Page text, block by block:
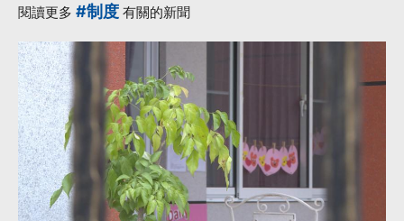
閱讀更多 #制度 有關的新聞